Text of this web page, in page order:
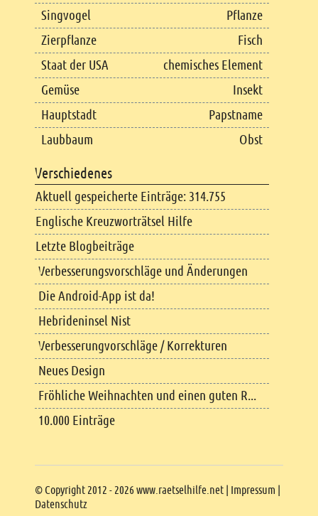
Copyright
© Copyright 2012 - 2026 www.raetselhilfe.net | Impressum |
Datenschutz
Singvogel
Pflanze
Zierpflanze
Fisch
Staat der USA
chemisches Element
Gemüse
Insekt
Hauptstadt
Papstname
Laubbaum
Obst
Verschiedenes
Aktuell gespeicherte Einträge: 314.755
Englische Kreuzworträtsel Hilfe
Letzte Blogbeiträge
Verbesserungsvorschläge und Änderungen
Die Android-App ist da!
Hebrideninsel Nist
Verbesserungvorschläge / Korrekturen
Neues Design
Fröhliche Weihnachten und einen guten R...
10.000 Einträge